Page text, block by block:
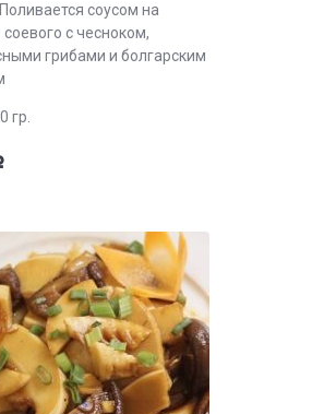
соусом на
соевого с чесноком,
грибами и болгарским
гр.